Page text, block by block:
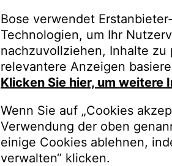
Bose verwendet
Technologien, um Ihr
nachzuvollziehen, Inhalte
relevantere Anzeigen
Klicken Sie hier, um weitere
Wenn Sie auf „Cookies
Verwendung der oben
einige Cookies ablehnen,
verwalten“ klicken.